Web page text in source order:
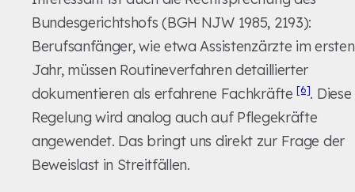
Bundesgerichtshofs (BGH NJW 1985, 2193):
Berufsanfänger, wie etwa Assistenzärzte im ersten
Jahr, müssen Routineverfahren detaillierter
dokumentieren als erfahrene Fachkräfte[6]. Diese
Regelung wird analog auch auf Pflegekräfte
angewendet. Das bringt uns direkt zur Frage der
Beweislast in Streitfällen.